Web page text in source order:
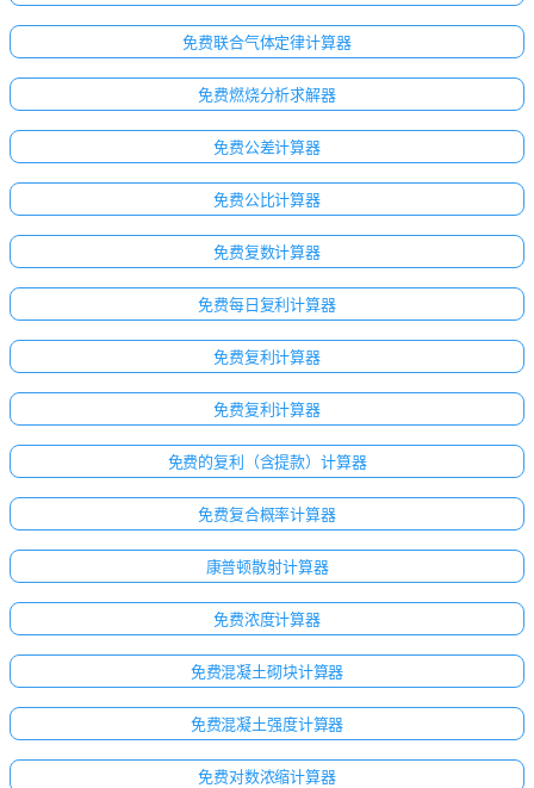
免费联合气体定律计算器
免费燃烧分析求解器
免费公差计算器
免费公比计算器
免费复数计算器
免费每日复利计算器
免费复利计算器
免费复利计算器
免费的复利（含提款）计算器
免费复合概率计算器
康普顿散射计算器
免费浓度计算器
免费混凝土砌块计算器
免费混凝土强度计算器
免费对数浓缩计算器